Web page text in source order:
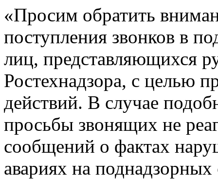
«Просим обратить
поступления звонков в
лиц, представляющихся
Ростехнадзора, с целью
действий. В случае
просьбы звонящих не
сообщений о фактах
авариях на